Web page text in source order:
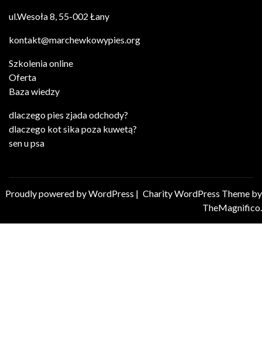
ul.Wesoła 8, 55-002 Łany
kontakt@marchewkowypies.org
Szkolenia online
Oferta
Baza wiedzy
dlaczego pies zjada odchody?
dlaczego kot sika poza kuwetą?
sen u psa
Proudly powered by WordPress | Charity WordPress Theme by
TheMagnifico.